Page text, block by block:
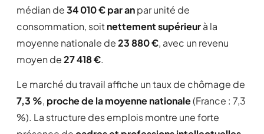
médian de34 010 € par anpar unité de
consommation, soitnettement supérieurà la
moyenne nationale de23 880 €, avec un revenu
moyen de27 418 €.
Le marché du travail affiche un taux de chômage de
7,3 %, proche de la moyenne nationale(France : 7,3
%). La structure des emplois montre une forte